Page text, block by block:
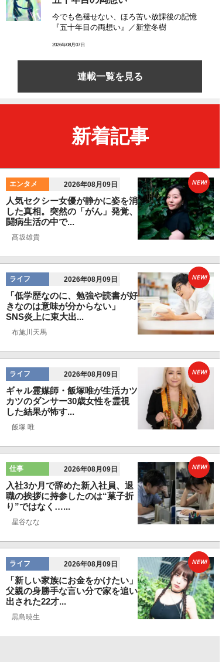
今でも色褪せない、ほろ苦い放課後の記憶
『五十年目の両想い』／新堂冬樹
2026年08月07日
連載一覧を見る
新着記事
エンタメ 2026年08月09日
人気セクシー女優が静かに姿を消
した真相。突然の「がん」発覚、
闘病生活の中で...
髙坂雄貴
NEW!
ライフ 2026年08月09日
「低学歴なのに、勉強や読書が好
きなのは意味が分からない」
SNS炎上に東大出...
布施川天馬
NEW!
ライフ 2026年08月09日
ギャル霊媒師・飯塚唯が生活カツ
カツのダンサー30歳女性を霊視
した結果が怖す...
飯塚 唯
NEW!
仕事 2026年08月09日
入社3か月で辞めた新入社員、退
職の挨拶に持参したのは“菓子折
り”ではなく…...
星谷なな
NEW!
ライフ 2026年08月09日
「新しい家族にお金をかけたい」
父親の身勝手な言い分で家を追い
出された22才...
黒島暁生
NEW!